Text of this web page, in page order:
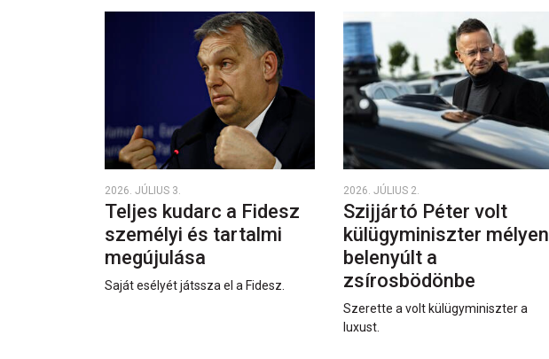
2026. JÚLIUS 3.
Teljes kudarc a Fidesz
személyi és tartalmi
megújulása
Saját esélyét játssza el a Fidesz.
2026. JÚLIUS 2.
Szijjártó Péter volt
külügyminiszter mélyen
belenyúlt a
zsírosbödönbe
Szerette a volt külügyminiszter a
luxust.